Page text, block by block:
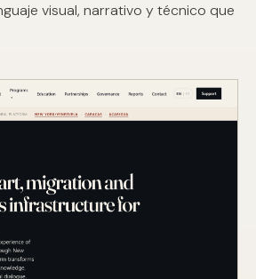
visual, narrativo y técnico que